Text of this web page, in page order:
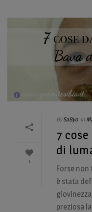
1
By SaByo In
7
di
Forse non
è stata
preziosa